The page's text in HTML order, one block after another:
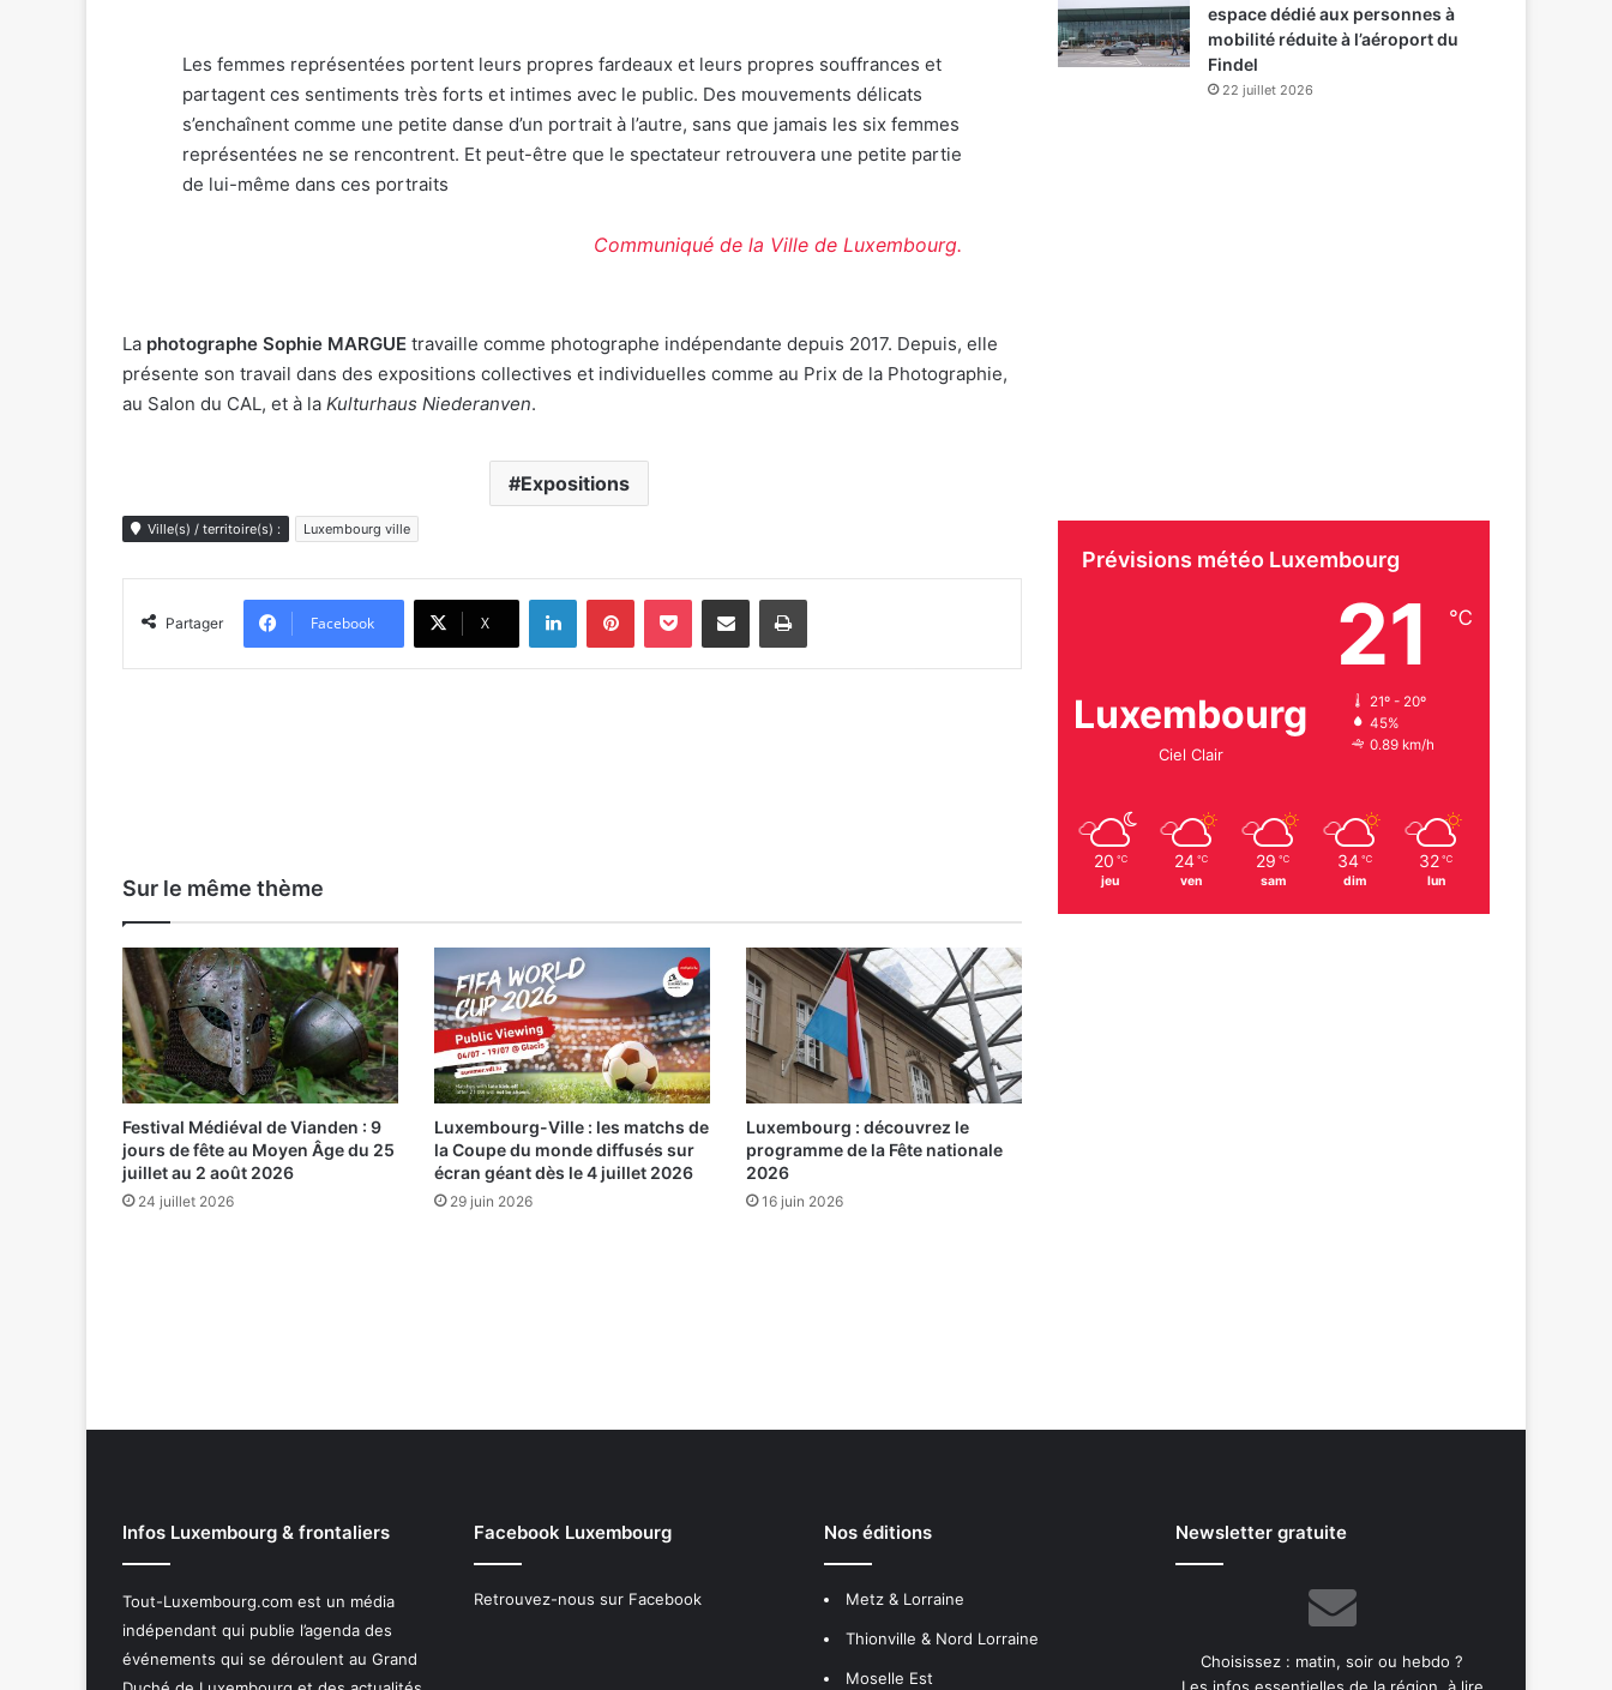
Les femmes représentées portent leurs propres fardeaux et leurs propres souffrances et
partagent ces sentiments très forts et intimes avec le public. Des mouvements délicats
s’enchaînent comme une petite danse d’un portrait à l’autre, sans que jamais les six femmes
représentées ne se rencontrent. Et peut-être que le spectateur retrouvera une petite partie
de lui-même dans ces portraits
Communiqué de la Ville de Luxembourg.
La photographe Sophie MARGUE travaille comme photographe indépendante depuis 2017. Depuis, elle
présente son travail dans des expositions collectives et individuelles comme au Prix de la Photographie,
au Salon du CAL, et à la Kulturhaus Niederanven.
Expositions
Ville(s) / territoire(s) : Luxembourg ville
Partager Facebook X
LinkedinPinterestPocket Partager par e-mail Imprimer
Sur le même thème
Festival Médiéval de Vianden : 9
jours de fête au Moyen Âge du 25
juillet au 2 août 2026
24 juillet 2026
Luxembourg-Ville : les matchs de
la Coupe du monde diffusés sur
écran géant dès le 4 juillet 2026
29 juin 2026
Luxembourg : découvrez le
programme de la Fête nationale
2026
16 juin 2026
espace dédié aux personnes à
mobilité réduite à l’aéroport du
Findel
22 juillet 2026
Prévisions météo Luxembourg
Luxembourg
Ciel Clair
21 ℃
21º - 20º
45%
0.89 km/h
20 ℃
jeu
24 ℃
ven
29 ℃
sam
34 ℃
dim
32 ℃
lun
Infos Luxembourg & frontaliers
Tout-Luxembourg.com est un média
indépendant qui publie l’agenda des
événements qui se déroulent au Grand
Facebook Luxembourg
Retrouvez-nous sur Facebook
Nos éditions
Metz & Lorraine
Thionville & Nord Lorraine
Moselle Est
Newsletter gratuite
Choisissez : matin, soir ou hebdo ?